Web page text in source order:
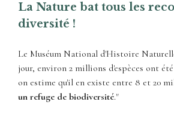
La Nature bat tous les
diversité !
Le Muséum National d'Histoire
jour, environ 2 millions d'espèces ont
on estime qu'il en existe entre 8 et 20
un refuge de biodiversité."